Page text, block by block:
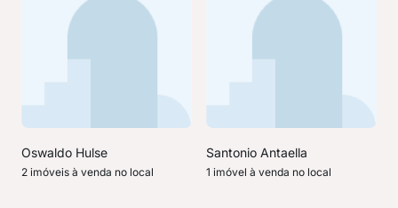
Oswaldo Hulse
2 imóveis à venda no local
Santonio Antaella
1 imóvel à venda no local